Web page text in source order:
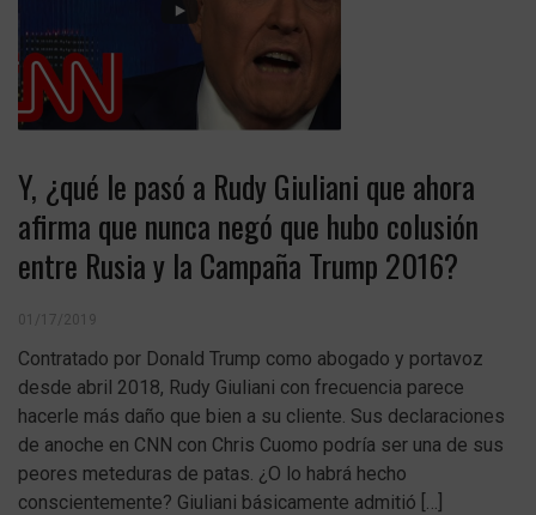
Y, ¿qué le pasó a Rudy Giuliani que ahora
afirma que nunca negó que hubo colusión
entre Rusia y la Campaña Trump 2016?
01/17/2019
Contratado por Donald Trump como abogado y portavoz
desde abril 2018, Rudy Giuliani con frecuencia parece
hacerle más daño que bien a su cliente. Sus declaraciones
de anoche en CNN con Chris Cuomo podría ser una de sus
peores meteduras de patas. ¿O lo habrá hecho
conscientemente? Giuliani básicamente admitió […]